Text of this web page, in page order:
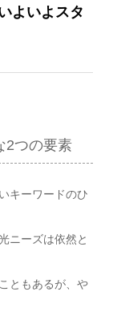
よいよスタ
2つの要素
キーワードのひ
ニーズは依然と
ともあるが、や